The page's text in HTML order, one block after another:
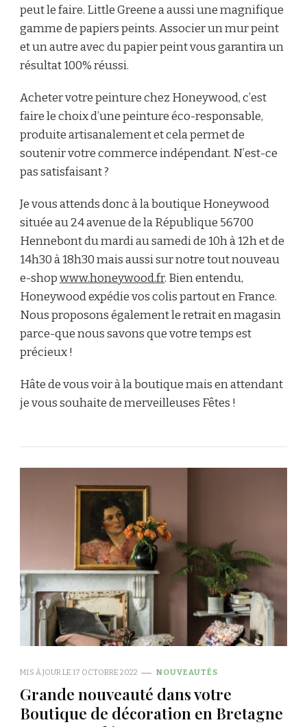
peut le faire. Little Greene a aussi une magnifique
gamme de papiers peints. Associer un mur peint
et un autre avec du papier peint vous garantira un
résultat 100% réussi.
Acheter votre peinture chez Honeywood, c’est
faire le choix d’une peinture éco-responsable,
produite artisanalement et cela permet de
soutenir votre commerce indépendant. N’est-ce
pas satisfaisant ?
Je vous attends donc à la boutique Honeywood
située au 24 avenue de la République 56700
Hennebont du mardi au samedi de 10h à 12h et de
14h30 à 18h30 mais aussi sur notre tout nouveau
e-shopwww.honeywood.fr. Bien entendu,
Honeywood expédie vos colis partout en France.
Nous proposons également le retrait en magasin
parce-que nous savons que votre temps est
précieux !
Hâte de vous voir à la boutique mais en attendant
je vous souhaite de merveilleuses Fêtes !
MIS À JOUR LE 17 OCTOBRE 2022 NOUVEAUTÉS
Grande nouveauté dans votre
Boutique de décoration en Bretagne